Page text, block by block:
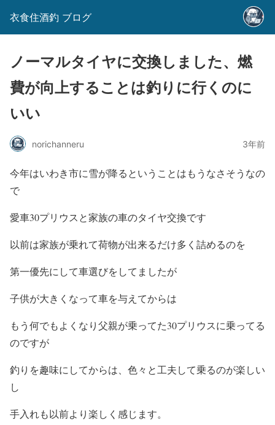
衣食住酒釣 ブログ
ノーマルタイヤに交換しました、燃
費が向上することは釣りに行くのに
いい
norichanneru 3年前
今年はいわき市に雪が降るということはもうなさそうなの
で
愛車30プリウスと家族の車のタイヤ交換です
以前は家族が乗れて荷物が出来るだけ多く詰めるのを
第一優先にして車選びをしてましたが
子供が大きくなって車を与えてからは
もう何でもよくなり父親が乗ってた30プリウスに乗ってる
のですが
釣りを趣味にしてからは、色々と工夫して乗るのが楽しい
し
手入れも以前より楽しく感じます。